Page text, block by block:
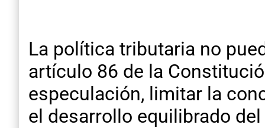
La política tributaria no
artículo 86 de la
especulación, limitar la
el desarrollo equilibrado